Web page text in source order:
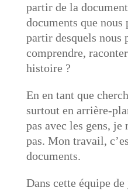
partir de la
documents que
partir desquels nous
comprendre,
histoire ?
En en tant que
surtout en arrière-
pas avec les gens, je
pas. Mon travail,
documents.
Dans cette équipe